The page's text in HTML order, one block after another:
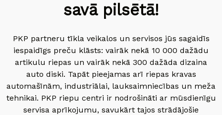
savā pilsētā!
PKP partneru tīkla veikalos un servisos jūs sagaidīs
iespaidīgs preču klāsts: vairāk nekā 10 000 dažādu
artikulu riepas un vairāk nekā 300 dažāda dizaina
auto diski. Tapāt pieejamas arī riepas kravas
automašīnām, industriālai, lauksaimniecības un meža
tehnikai. PKP riepu centri ir nodrošināti ar mūsdienīgu
servisa aprīkojumu, savukārt tajos strādājošie